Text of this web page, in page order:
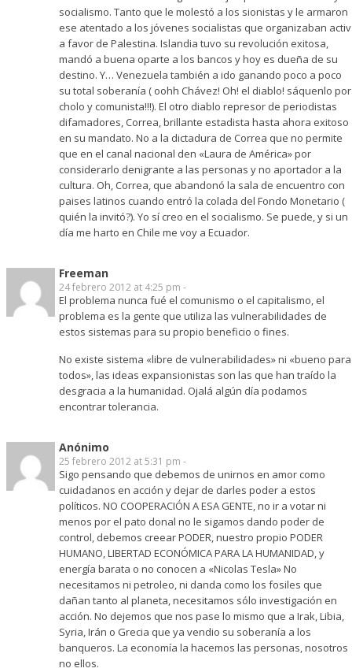
socialismo. Tanto que le molestó a los sionistas y le armaron
ese atentado a los jóvenes socialistas que organizaban activ
a favor de Palestina. Islandia tuvo su revolución exitosa,
mandó a buena oparte a los bancos y hoy es dueña de su
destino. Y… Venezuela también a ido ganando poco a poco
su total soberanía ( oohh Chávez! Oh! el diablo! sáquenlo por
cholo y comunista!!!). El otro diablo represor de periodistas
difamadores, Correa, brillante estadista hasta ahora exitoso
en su mandato. No a la dictadura de Correa que no permite
que en el canal nacional den «Laura de América» por
considerarlo denigrante a las personas y no aportador a la
cultura. Oh, Correa, que abandonó la sala de encuentro con
paises latinos cuando entró la colada del Fondo Monetario (
quién la invitó?). Yo sí creo en el socialismo. Se puede, y si un
día me harto en Chile me voy a Ecuador.
Freeman
24 febrero 2012 at 4:25 pm -
El problema nunca fué el comunismo o el capitalismo, el
problema es la gente que utiliza las vulnerabilidades de
estos sistemas para su propio beneficio o fines.
No existe sistema «libre de vulnerabilidades» ni «bueno para
todos», las ideas expansionistas son las que han traído la
desgracia a la humanidad. Ojalá algún día podamos
encontrar tolerancia.
Anónimo
25 febrero 2012 at 5:31 pm -
Sigo pensando que debemos de unirnos en amor como
cuidadanos en acción y dejar de darles poder a estos
políticos. NO COOPERACIÓN A ESA GENTE, no ir a votar ni
menos por el pato donal no le sigamos dando poder de
control, debemos creear PODER, nuestro propio PODER
HUMANO, LIBERTAD ECONÓMICA PARA LA HUMANIDAD, y
energía barata o no conocen a «Nicolas Tesla» No
necesitamos ni petroleo, ni danda como los fosiles que
dañan tanto al planeta, necesitamos sólo investigación en
acción. No dejemos que nos pase lo mismo que a Irak, Libia,
Syria, Irán o Grecia que ya vendio su soberanía a los
banqueros. La economía la hacemos las personas, nosotros
no ellos.